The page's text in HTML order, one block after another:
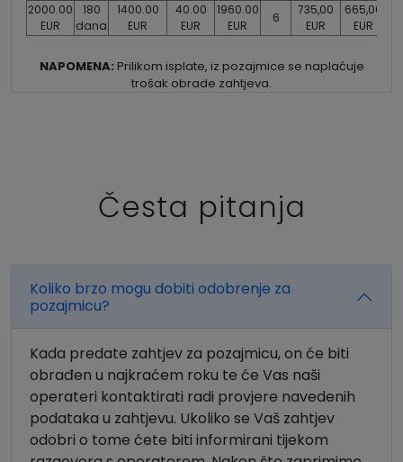
2000.00
EUR
180
dana
1400.00
EUR
40.00
EUR
1960.00
EUR
6
735,00
EUR
665,00
EUR
NAPOMENA: Prilikom isplate, iz pozajmice se naplaćuje
trošak obrade zahtjeva.
Česta pitanja
Koliko brzo mogu dobiti odobrenje za
pozajmicu?
Kada predate zahtjev za pozajmicu, on će biti
obrađen u najkraćem roku te će Vas naši
operateri kontaktirati radi provjere navedenih
podataka u zahtjevu. Ukoliko se Vaš zahtjev
odobri o tome ćete biti informirani tijekom